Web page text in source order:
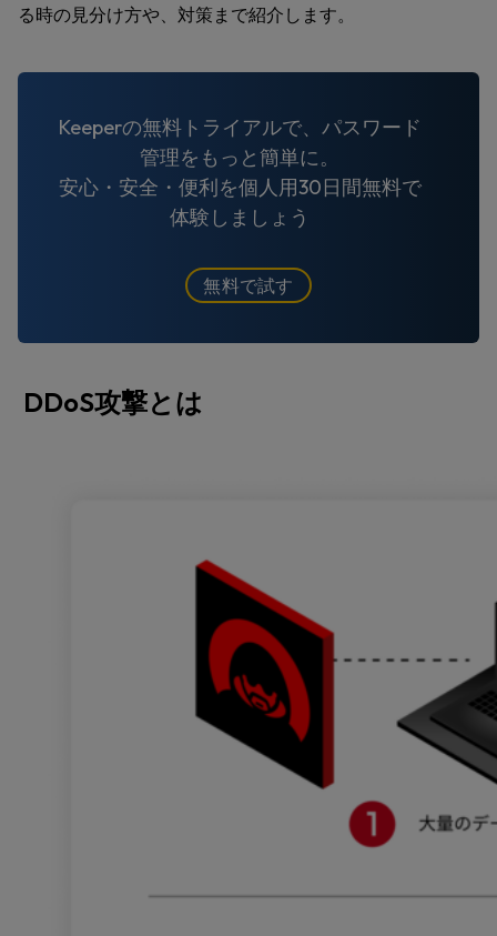
る時の見分け方や、対策まで紹介します。
Keeperの無料トライアルで、パスワード
管理をもっと簡単に。
安心・安全・便利を個人用30日間無料で
体験しましょう
無料で試す
DDoS攻撃とは